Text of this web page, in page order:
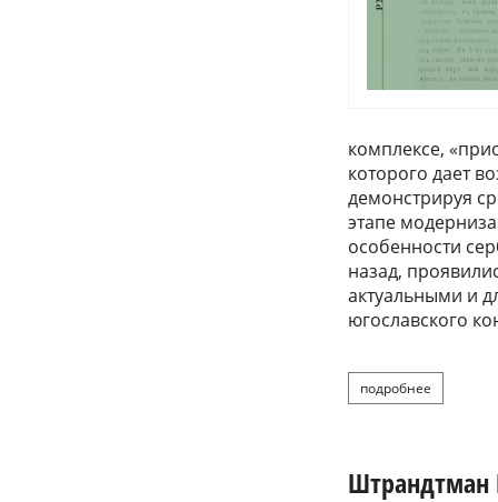
комплексе,
которого дает
демонстрируя
этапе
особенности
назад,
актуальными и
югославского
подробнее
Штрандтман